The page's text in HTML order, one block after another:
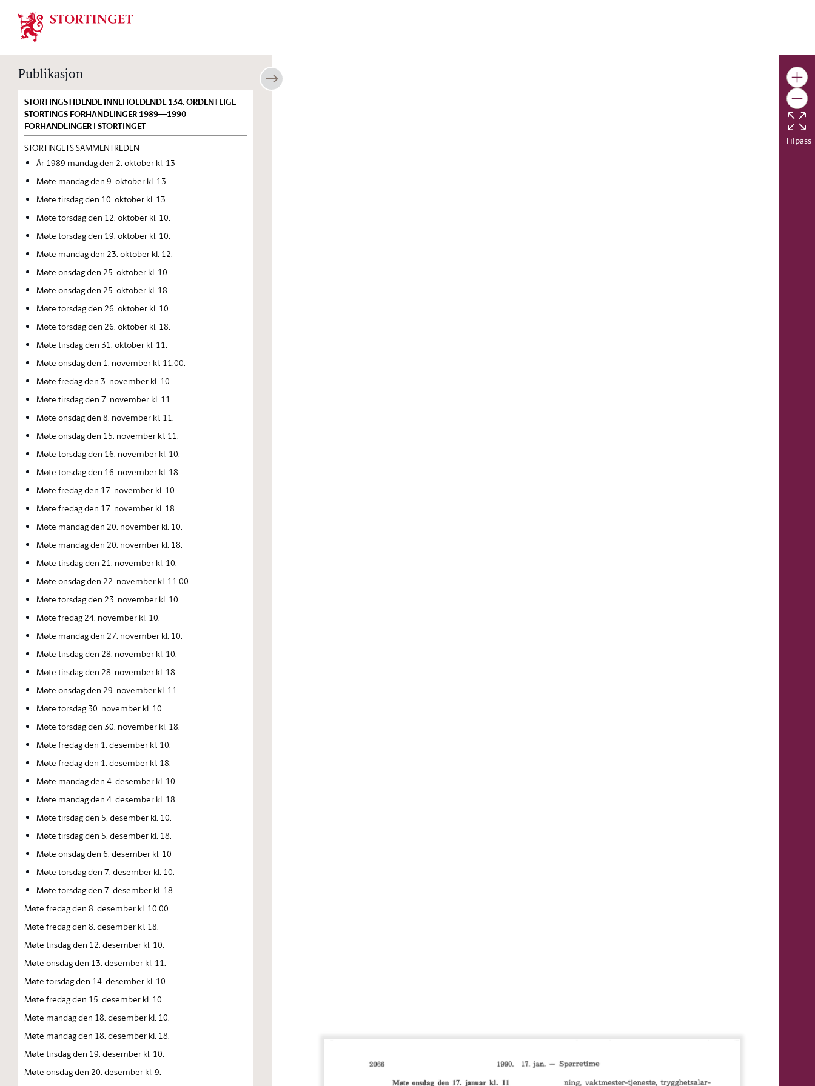
Stortinget.no
Publikasjon
STORTINGSTIDENDE INNEHOLDENDE 134. ORDENTLIGE
STORTINGS FORHANDLINGER 1989—1990
FORHANDLINGER I STORTINGET
STORTINGETS SAMMENTREDEN
År 1989 mandag den 2. oktober kl. 13
Møte mandag den 9. oktober kl. 13.
Møte tirsdag den 10. oktober kl. 13.
Møte torsdag den 12. oktober kl. 10.
Møte torsdag den 19. oktober kl. 10.
Møte mandag den 23. oktober kl. 12.
Møte onsdag den 25. oktober kl. 10.
Møte onsdag den 25. oktober kl. 18.
Møte torsdag den 26. oktober kl. 10.
Møte torsdag den 26. oktober kl. 18.
Møte tirsdag den 31. oktober kl. 11.
Møte onsdag den 1. november kl. 11.00.
Møte fredag den 3. november kl. 10.
Møte tirsdag den 7. november kl. 11.
Møte onsdag den 8. november kl. 11.
Møte onsdag den 15. november kl. 11.
Møte torsdag den 16. november kl. 10.
Møte torsdag den 16. november kl. 18.
Møte fredag den 17. november kl. 10.
Møte fredag den 17. november kl. 18.
Møte mandag den 20. november kl. 10.
Møte mandag den 20. november kl. 18.
Møte tirsdag den 21. november kl. 10.
Møte onsdag den 22. november kl. 11.00.
Møte torsdag den 23. november kl. 10.
Møte fredag 24. november kl. 10.
Møte mandag den 27. november kl. 10.
Møte tirsdag den 28. november kl. 10.
Møte tirsdag den 28. november kl. 18.
Møte onsdag den 29. november kl. 11.
Møte torsdag 30. november kl. 10.
Møte torsdag den 30. november kl. 18.
Møte fredag den 1. desember kl. 10.
Møte fredag den 1. desember kl. 18.
Møte mandag den 4. desember kl. 10.
Møte mandag den 4. desember kl. 18.
Møte tirsdag den 5. desember kl. 10.
Møte tirsdag den 5. desember kl. 18.
Møte onsdag den 6. desember kl. 10
Møte torsdag den 7. desember kl. 10.
Møte torsdag den 7. desember kl. 18.
Møte fredag den 8. desember kl. 10.00.
Møte fredag den 8. desember kl. 18.
Møte tirsdag den 12. desember kl. 10.
Møte onsdag den 13. desember kl. 11.
Møte torsdag den 14. desember kl. 10.
Møte fredag den 15. desember kl. 10.
Møte mandag den 18. desember kl. 10.
Møte mandag den 18. desember kl. 18.
Møte tirsdag den 19. desember kl. 10.
Møte onsdag den 20. desember kl. 9.